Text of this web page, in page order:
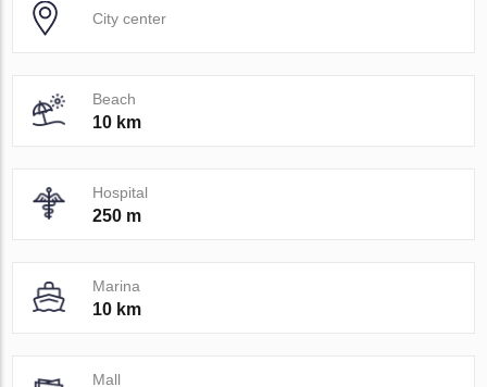
City center
Beach
10 km
Hospital
250 m
Marina
10 km
Mall